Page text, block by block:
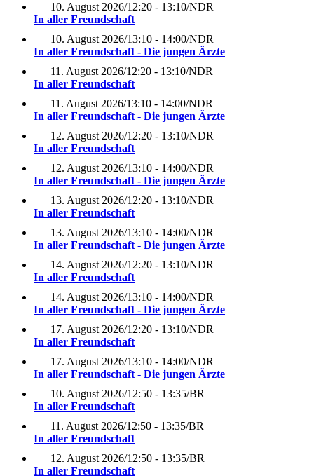
10. August 2026/12:20 - 13:10/NDR
In aller Freundschaft
10. August 2026/13:10 - 14:00/NDR
In aller Freundschaft - Die jungen Ärzte
11. August 2026/12:20 - 13:10/NDR
In aller Freundschaft
11. August 2026/13:10 - 14:00/NDR
In aller Freundschaft - Die jungen Ärzte
12. August 2026/12:20 - 13:10/NDR
In aller Freundschaft
12. August 2026/13:10 - 14:00/NDR
In aller Freundschaft - Die jungen Ärzte
13. August 2026/12:20 - 13:10/NDR
In aller Freundschaft
13. August 2026/13:10 - 14:00/NDR
In aller Freundschaft - Die jungen Ärzte
14. August 2026/12:20 - 13:10/NDR
In aller Freundschaft
14. August 2026/13:10 - 14:00/NDR
In aller Freundschaft - Die jungen Ärzte
17. August 2026/12:20 - 13:10/NDR
In aller Freundschaft
17. August 2026/13:10 - 14:00/NDR
In aller Freundschaft - Die jungen Ärzte
10. August 2026/12:50 - 13:35/BR
In aller Freundschaft
11. August 2026/12:50 - 13:35/BR
In aller Freundschaft
12. August 2026/12:50 - 13:35/BR
In aller Freundschaft